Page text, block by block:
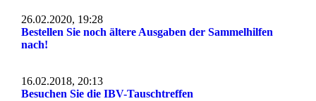
26.02.2020, 19:28
Bestellen Sie noch ältere Ausgaben der Sammelhilfen
nach!
16.02.2018, 20:13
Besuchen Sie die IBV-Tauschtreffen